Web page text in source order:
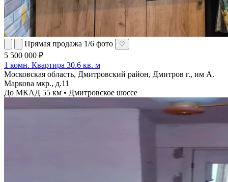
Прямая продажа 1/6 фото ♡
5 500 000 ₽
1 комн. Квартира 30.6 кв. м
Московская область, Дмитровский район, Дмитров г., им А.
Маркова мкр., д.11
До МКАД 55 км • Дмитровское шоссе